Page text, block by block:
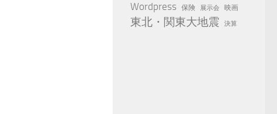
Wordpress 保険 展示会 映画
東北・関東大地震 決算